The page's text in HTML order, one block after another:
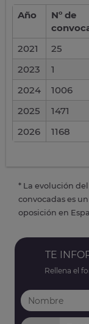
Año
Nº de
2021
25
2023
1
2024
1006
2025
1471
2026
1168
* La evolución
convocadas es
oposición en
TE
Rellena el